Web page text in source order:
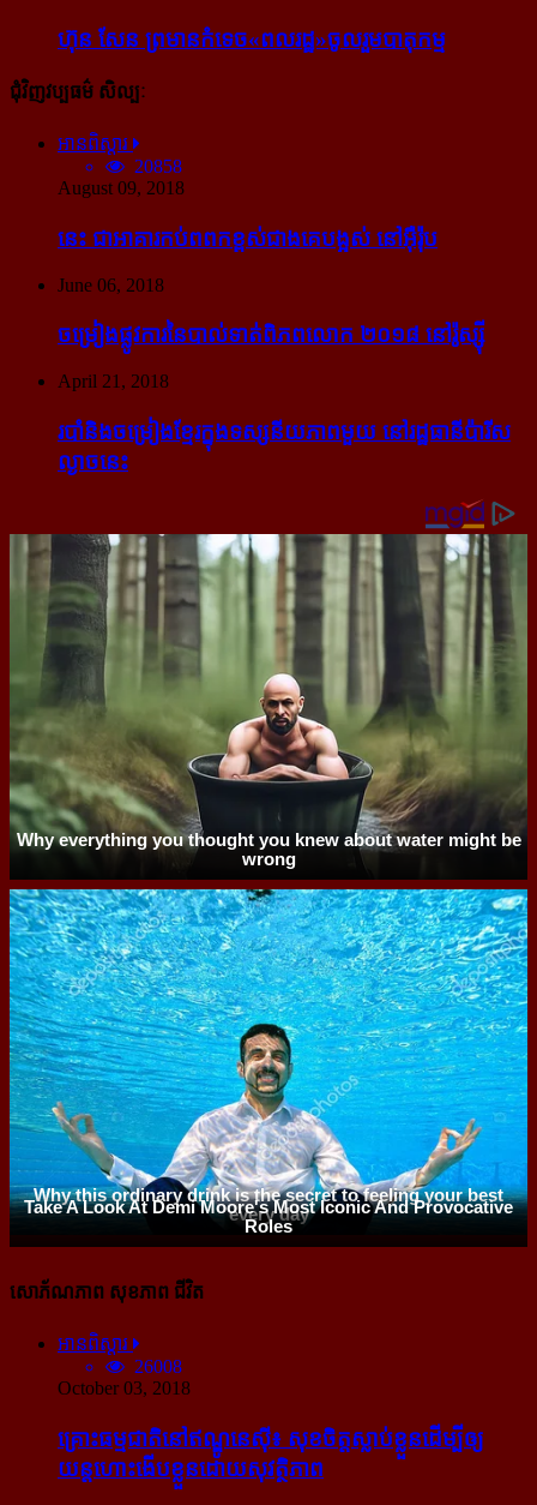
ហ៊ុន សែន ព្រមាន​កំទេច​«ពលរដ្ឋ»​ចូលរួម​បាតុកម្ម
ជុំវិញវប្បធម៌ សិល្បៈ
អានពិស្ដារ
20858
August 09, 2018
នេះ ជា​អាគារ​កប់​ពពក​ខ្ពស់​ជាង​គេ​បង្អស់ នៅ​អ៊ឺរ៉ុប
June 06, 2018
ចម្រៀង​ផ្លូវការ​នៃ​បាល់ទាត់​ពិភពលោក ២០១៨ នៅ​រ៉ូស្ស៊ី
April 21, 2018
របាំ​និង​ចម្រៀង​ខ្មែរ​ក្នុង​ទស្សនីយភាព​មួយ នៅ​រដ្ឋធានី​ប៉ារីស​
ល្ងាច​នេះ
សោភ័ណភាព សុខភាព ជីវិត
អានពិស្ដារ
26008
October 03, 2018
គ្រោះធម្មជាតិនៅឥណ្ឌូនេស៊ី៖ សុខចិត្ត​ស្លាប់​ខ្លួន​ដើម្បី​ឲ្យ​
យន្ដហោះ​ងើប​ខ្លួន​ដោយ​សុវត្ថិភាព